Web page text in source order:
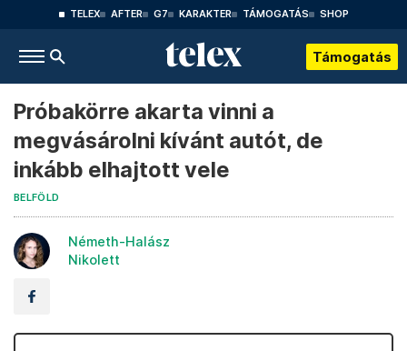
TELEX AFTER G7 KARAKTER TÁMOGATÁS SHOP
Támogatás
Próbakörre akarta vinni a
megvásárolni kívánt autót, de
inkább elhajtott vele
BELFÖLD
Németh-Halász
Nikolett